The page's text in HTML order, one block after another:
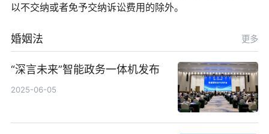
以不交纳或者免予交纳诉讼费用的除外。
婚姻法 更多
“深言未来”智能政务一体机发布
2025-06-05